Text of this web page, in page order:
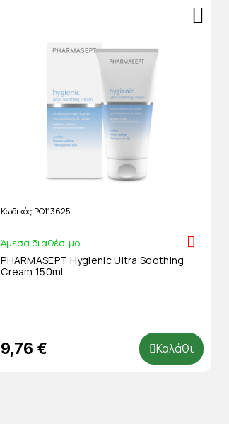
Κωδικός PO113625
Άμεσα διαθέσιμο
PHARMASEPT Hygienic Ultra Soothing
Cream 150ml
9,76 € Καλάθι